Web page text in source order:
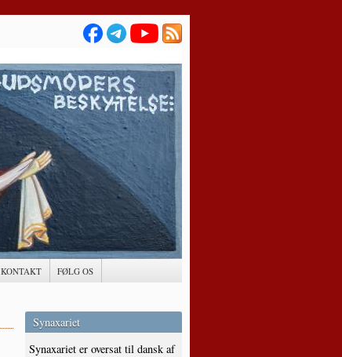
KONTAKT FØLG OS
Synaxariet
Synaxariet er oversat til dansk af